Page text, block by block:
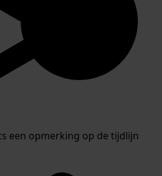
een opmerking op de tijdlijn